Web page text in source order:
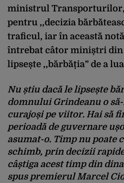
ministrul
pentru ,,decizia
traficul, iar în această
întrebat câtor miniștri din
lipsește ,,bărbăția” de a
Nu știu dacă le lipsește
domnului Grindeanu o
curajoși pe viitor. Hai să
perioadă de guvernare
asumat-o. Timp nu poate
schimb, prin decizii
câștiga acest timp din
spus premierul Marcel